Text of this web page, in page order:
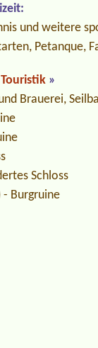
und weitere
Petanque,
Touristik »
Brauerei,
Schloss
- Burgruine